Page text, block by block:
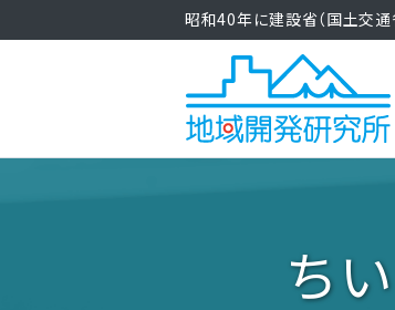
昭和40年に建設省（国土交
ち